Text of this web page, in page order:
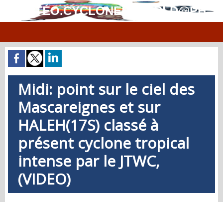
MÉTÉO.CYCLONES.WORLD@PH
Midi: point sur le ciel des
Mascareignes et sur
HALEH(17S) classé à
présent cyclone tropical
intense par le JTWC,
(VIDEO)